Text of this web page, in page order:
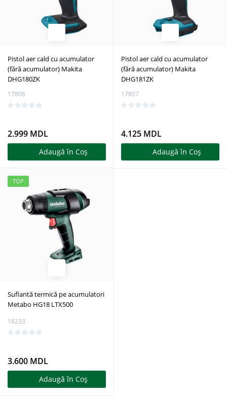
Pistol aer cald cu acumulator
(fără acumulator) Makita
DHG180ZK
17806
2.999 MDL
Adaugă în Coş
Pistol aer cald cu acumulator
(fără acumulator) Makita
DHG181ZK
17807
4.125 MDL
Adaugă în Coş
TOP
Suflantă termică pe acumulatori
Metabo HG18 LTX500
18233
3.600 MDL
Adaugă în Coş